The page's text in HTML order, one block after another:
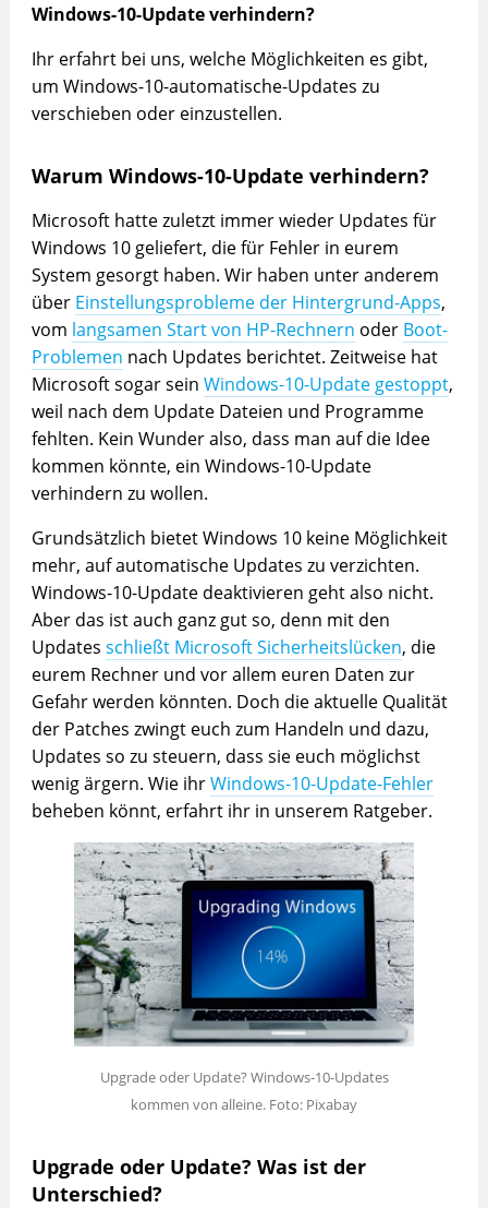
Windows-10-Update verhindern?
Ihr erfahrt bei uns, welche Möglichkeiten es gibt,
um Windows-10-automatische-Updates zu
verschieben oder einzustellen.
Warum Windows-10-Update verhindern?
Microsoft hatte zuletzt immer wieder Updates für
Windows 10 geliefert, die für Fehler in eurem
System gesorgt haben. Wir haben unter anderem
über Einstellungsprobleme der Hintergrund-Apps,
vom langsamen Start von HP-Rechnern oder Boot-
Problemen nach Updates berichtet. Zeitweise hat
Microsoft sogar sein Windows-10-Update gestoppt,
weil nach dem Update Dateien und Programme
fehlten. Kein Wunder also, dass man auf die Idee
kommen könnte, ein Windows-10-Update
verhindern zu wollen.
Grundsätzlich bietet Windows 10 keine Möglichkeit
mehr, auf automatische Updates zu verzichten.
Windows-10-Update deaktivieren geht also nicht.
Aber das ist auch ganz gut so, denn mit den
Updates schließt Microsoft Sicherheitslücken, die
eurem Rechner und vor allem euren Daten zur
Gefahr werden könnten. Doch die aktuelle Qualität
der Patches zwingt euch zum Handeln und dazu,
Updates so zu steuern, dass sie euch möglichst
wenig ärgern. Wie ihrWindows-10-Update-Fehler
beheben könnt, erfahrt ihr in unserem Ratgeber.
Upgrade oder Update? Windows-10-Updates
kommen von alleine. Foto: Pixabay
Upgrade oder Update? Was ist der
Unterschied?